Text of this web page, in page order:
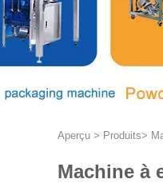
Aperçu > Produits>
Machine à